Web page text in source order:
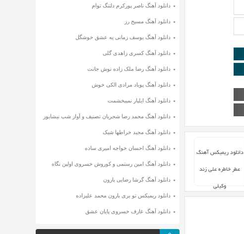
دانلود ریمیکس آهنگ
عطر خاطره علی زند
وکیلی
دانلود آهنگ ناصر پورکرم دلتنگ توام
دانلود آهنگ مسیح رز
دانلود آهنگ یوسف زمانی یه عشق خوشگل
دانلود آهنگ کسری زاهدی گلی
دانلود آهنگ رضا ملک زاده نوش جانت
دانلود آهنگ پویاد مرادی الکی خوش
دانلود آهنگ ایلیار نمیبخشمت
دانلود آهنگ محمد رضا شجریان تصنیف و آواز شب نیشابور
دانلود آهنگ مجید خراطها شیک
دانلود آهنگ احسان خواجه امیری ساده
دانلود آهنگ امین رستمی و کوروش خسروی اولین نگاه
دانلود آهنگ گرشا رضایی بارون
دانلود ریمیکس تو بری بارون محمد علیزاده
دانلود آهنگ عارف خسروی پایان عشق